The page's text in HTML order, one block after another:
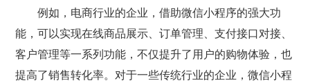
例如，电商行业的企业，借助微信小程序的强大功
能，可以实现在线商品展示、订单管理、支付接口对接、
客户管理等一系列功能，不仅提升了用户的购物体验，也
提高了销售转化率。对于一些传统行业的企业，微信小程